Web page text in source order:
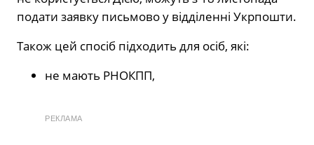
подати заявку письмово у відділенні Укрпошти.
Також цей спосіб підходить для осіб, які:
не мають РНОКПП,
РЕКЛАМА